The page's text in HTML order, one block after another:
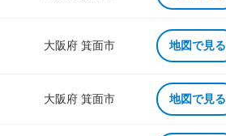
大阪府 箕面市 地図で見る
大阪府 箕面市 地図で見る